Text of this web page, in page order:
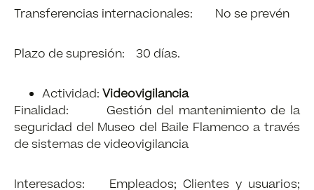
Transferencias internacionales: No se prevén
Plazo de supresión: 30 días.
Actividad: Videovigilancia
Finalidad: Gestión del mantenimiento de la
seguridad del Museo del Baile Flamenco a través
de sistemas de videovigilancia
Interesados: Empleados; Clientes y usuarios;